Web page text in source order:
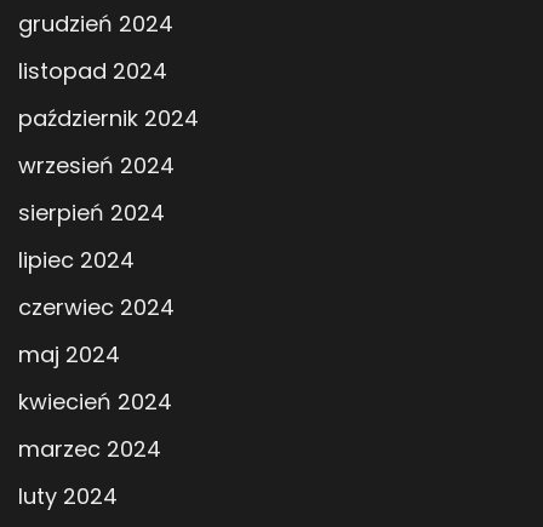
grudzień 2024
listopad 2024
październik 2024
wrzesień 2024
sierpień 2024
lipiec 2024
czerwiec 2024
maj 2024
kwiecień 2024
marzec 2024
luty 2024